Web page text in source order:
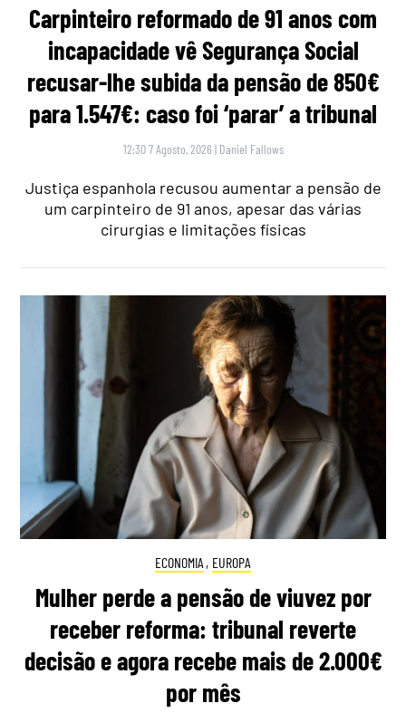
Carpinteiro reformado de 91 anos com
incapacidade vê Segurança Social
recusar-lhe subida da pensão de 850€
para 1.547€: caso foi ‘parar’ a tribunal
12:30 7 Agosto, 2026 | Daniel Fallows
Justiça espanhola recusou aumentar a pensão de
um carpinteiro de 91 anos, apesar das várias
cirurgias e limitações físicas
ECONOMIA , EUROPA
Mulher perde a pensão de viuvez por
receber reforma: tribunal reverte
decisão e agora recebe mais de 2.000€
por mês